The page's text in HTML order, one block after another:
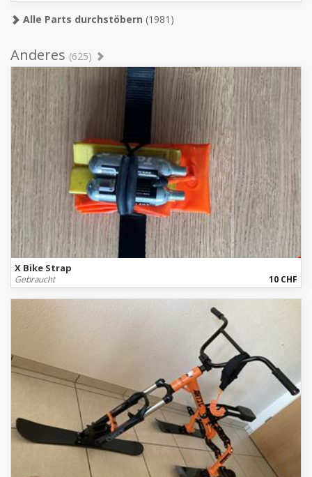
Alle Parts durchstöbern (1981)
Anderes (625)
X Bike Strap
Gebraucht 10 CHF